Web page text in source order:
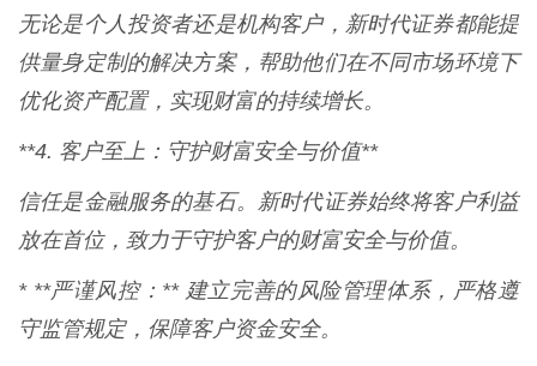
无论是个人投资者还是机构客户，新时代证券都能提
供量身定制的解决方案，帮助他们在不同市场环境下
优化资产配置，实现财富的持续增长。
**4. 客户至上：守护财富安全与价值**
信任是金融服务的基石。新时代证券始终将客户利益
放在首位，致力于守护客户的财富安全与价值。
* **严谨风控：** 建立完善的风险管理体系，严格遵
守监管规定，保障客户资金安全。